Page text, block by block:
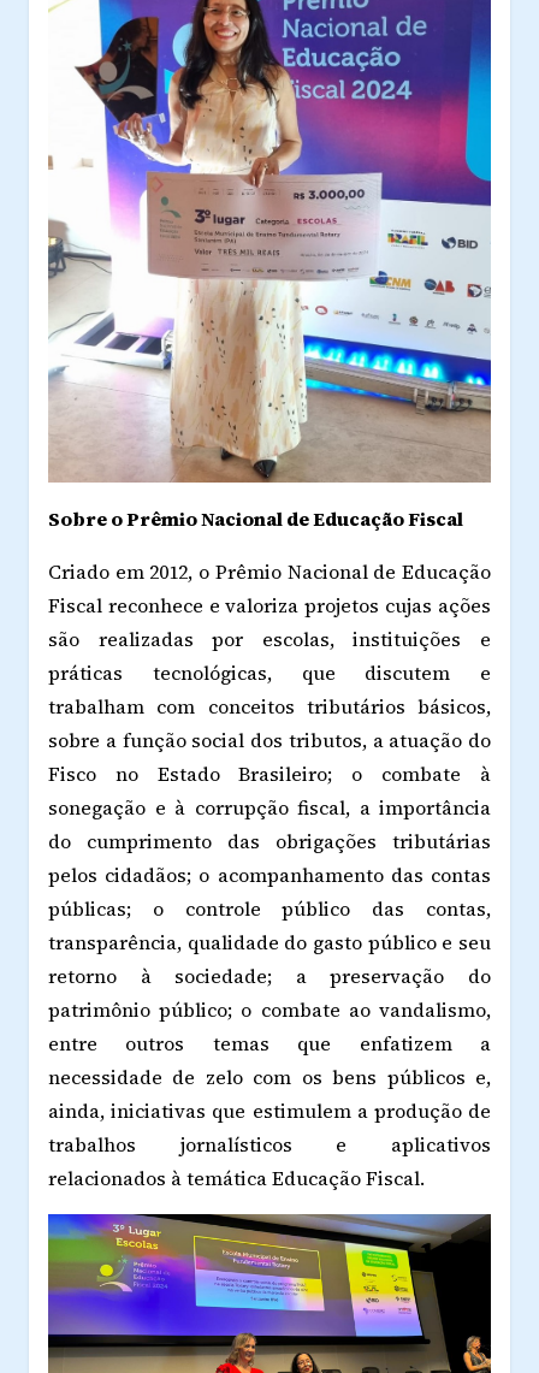
Sobre o Prêmio Nacional de Educação Fiscal
Criado em 2012, o Prêmio Nacional de Educação
Fiscal reconhece e valoriza projetos cujas ações
são realizadas por escolas, instituições e
práticas tecnológicas, que discutem e
trabalham com conceitos tributários básicos,
sobre a função social dos tributos, a atuação do
Fisco no Estado Brasileiro; o combate à
sonegação e à corrupção fiscal, a importância
do cumprimento das obrigações tributárias
pelos cidadãos; o acompanhamento das contas
públicas; o controle público das contas,
transparência, qualidade do gasto público e seu
retorno à sociedade; a preservação do
patrimônio público; o combate ao vandalismo,
entre outros temas que enfatizem a
necessidade de zelo com os bens públicos e,
ainda, iniciativas que estimulem a produção de
trabalhos jornalísticos e aplicativos
relacionados à temática Educação Fiscal.